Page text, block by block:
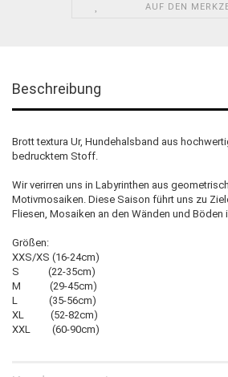
AUF DEN
Beschreibung
Brott textura Ur, Hundehalsband aus
bedrucktem Stoff.
Wir verirren uns in Labyrinthen aus
Motivmosaiken. Diese Saison führt uns zu
Fliesen, Mosaiken an den Wänden und Böden
Größen:
XXS/XS (16-24cm)
S (22-35cm)
M (29-45cm)
L (35-56cm)
XL (52-82cm)
XXL (60-90cm)